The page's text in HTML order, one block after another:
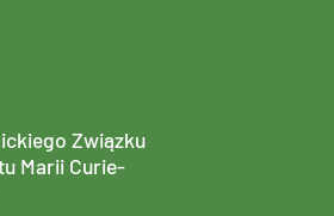
Związku
Marii Curie-